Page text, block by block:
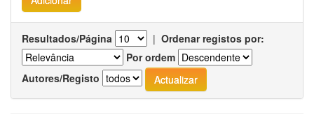
Resultados/Página | Ordenar registos por:
Por ordem
Autores/Registo